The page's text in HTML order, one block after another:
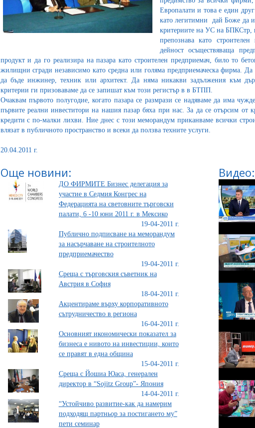
Европалати и това е един
като легитимни дай Боже да
критериите на УС на БПКСтр,
препознава като
дейност осъществяваща
продукт и да го реализира на пазара като строителен предприемач, било то
жилищни сгради независимо като средна или голяма предприемаческа фирма.
да бъде инжинер, техник или архитект. Да няма никакви задължения към
критерии ги призоваваме да се запишат към този регистър в в БТПП.
Очаквам първото полугодие, когато пазара се размрази се надяваме да има
първите реални инвеститори на нашия пазар бяха при нас. За да се отърсим от
кредити с по-малки лихви. Ние днес с този меморандум приканваме всички
влязат в публичното пространство и всеки да ползва техните услуги.
20.04.2011 г.
Още новини:
ДО ФИРМИТЕ Бизнес делегация за
участие в Седмия Конгрес на
Федерацията на световните търговски
палати, 6 -10 юни 2011 г. в Мексико
19-04-2011 г.
Публично подписване на меморандум
за насърчаване на строителното
предприемачество
19-04-2011 г.
Среща с търговския съветник на
Австрия в София
18-04-2011 г.
Акцентираме върху корпоративното
сътрудничество в региона
16-04-2011 г.
Основният икономически показател за
бизнеса е нивото на инвестиции, които
се правят в една община
15-04-2011 г.
Среща с Йошиа Юаса, генерален
директор в “Sojitz Group”- Япония
14-04-2011 г.
“Устойчиво развитие-как да намерим
подходящ партньор за постигането му”
пети семинар
Видео: